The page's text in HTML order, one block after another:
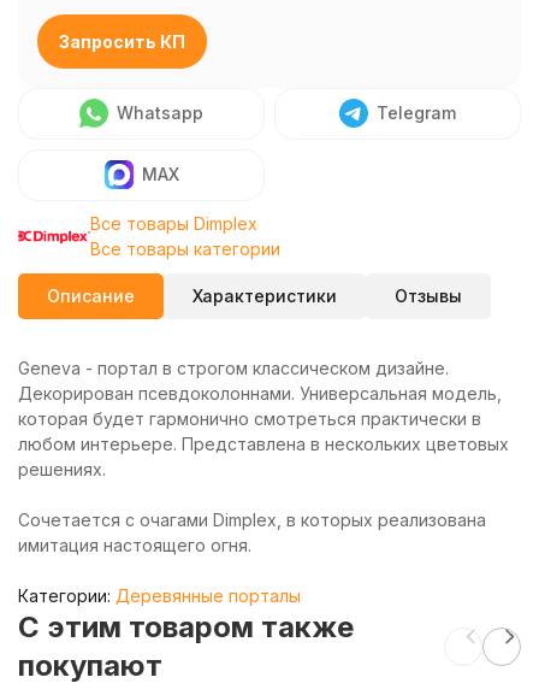
Запросить КП
Whatsapp Telegram
MAX
Все товары Dimplex
Все товары категории
Описание Характеристики Отзывы
Geneva - портал в строгом классическом дизайне.
Декорирован псевдоколоннами. Универсальная модель,
которая будет гармонично смотреться практически в
любом интерьере. Представлена в нескольких цветовых
решениях.
Сочетается с очагами Dimplex, в которых реализована
имитация настоящего огня.
Категории: Деревянные порталы
C этим товаром также
покупают